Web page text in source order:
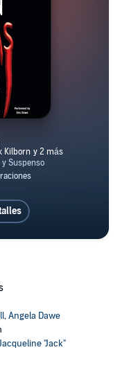
,Angela Dawe
"Jack"